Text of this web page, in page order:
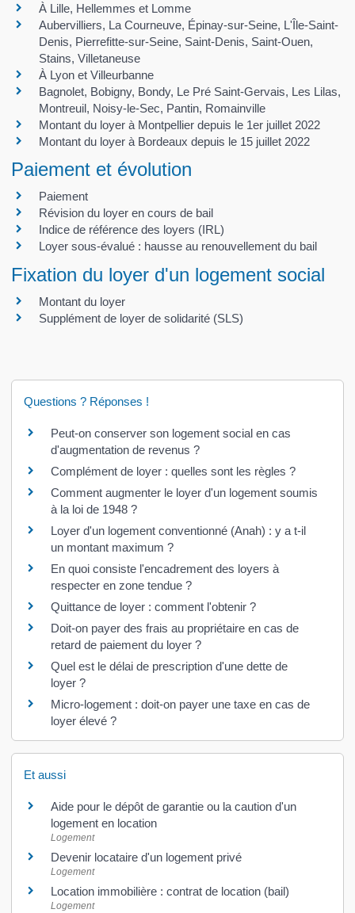
À Lille, Hellemmes et Lomme
Aubervilliers, La Courneuve, Épinay-sur-Seine, L'Île-Saint-
Denis, Pierrefitte-sur-Seine, Saint-Denis, Saint-Ouen,
Stains, Villetaneuse
À Lyon et Villeurbanne
Bagnolet, Bobigny, Bondy, Le Pré Saint-Gervais, Les Lilas,
Montreuil, Noisy-le-Sec, Pantin, Romainville
Montant du loyer à Montpellier depuis le 1er juillet 2022
Montant du loyer à Bordeaux depuis le 15 juillet 2022
Paiement et évolution
Paiement
Révision du loyer en cours de bail
Indice de référence des loyers (IRL)
Loyer sous-évalué : hausse au renouvellement du bail
Fixation du loyer d'un logement social
Montant du loyer
Supplément de loyer de solidarité (SLS)
Questions ? Réponses !
Peut-on conserver son logement social en cas
d'augmentation de revenus ?
Complément de loyer : quelles sont les règles ?
Comment augmenter le loyer d'un logement soumis
à la loi de 1948 ?
Loyer d'un logement conventionné (Anah) : y a t-il
un montant maximum ?
En quoi consiste l'encadrement des loyers à
respecter en zone tendue ?
Quittance de loyer : comment l'obtenir ?
Doit-on payer des frais au propriétaire en cas de
retard de paiement du loyer ?
Quel est le délai de prescription d'une dette de
loyer ?
Micro-logement : doit-on payer une taxe en cas de
loyer élevé ?
Et aussi
Aide pour le dépôt de garantie ou la caution d'un
logement en location
Logement
Devenir locataire d'un logement privé
Logement
Location immobilière : contrat de location (bail)
Logement